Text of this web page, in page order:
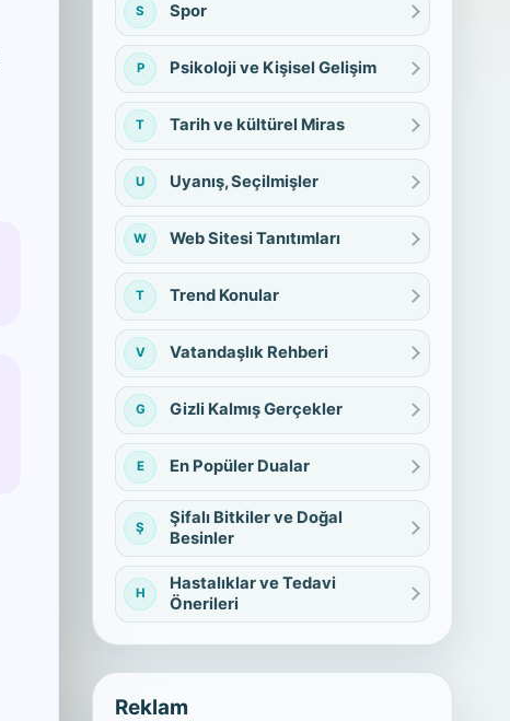
S Spor
P Psikoloji ve Kişisel Gelişim
T Tarih ve kültürel Miras
U Uyanış, Seçilmişler
W Web Sitesi Tanıtımları
T Trend Konular
V Vatandaşlık Rehberi
G Gizli Kalmış Gerçekler
E En Popüler Dualar
Ş
Şifalı Bitkiler ve Doğal
Besinler
H
Hastalıklar ve Tedavi
Önerileri
Reklam